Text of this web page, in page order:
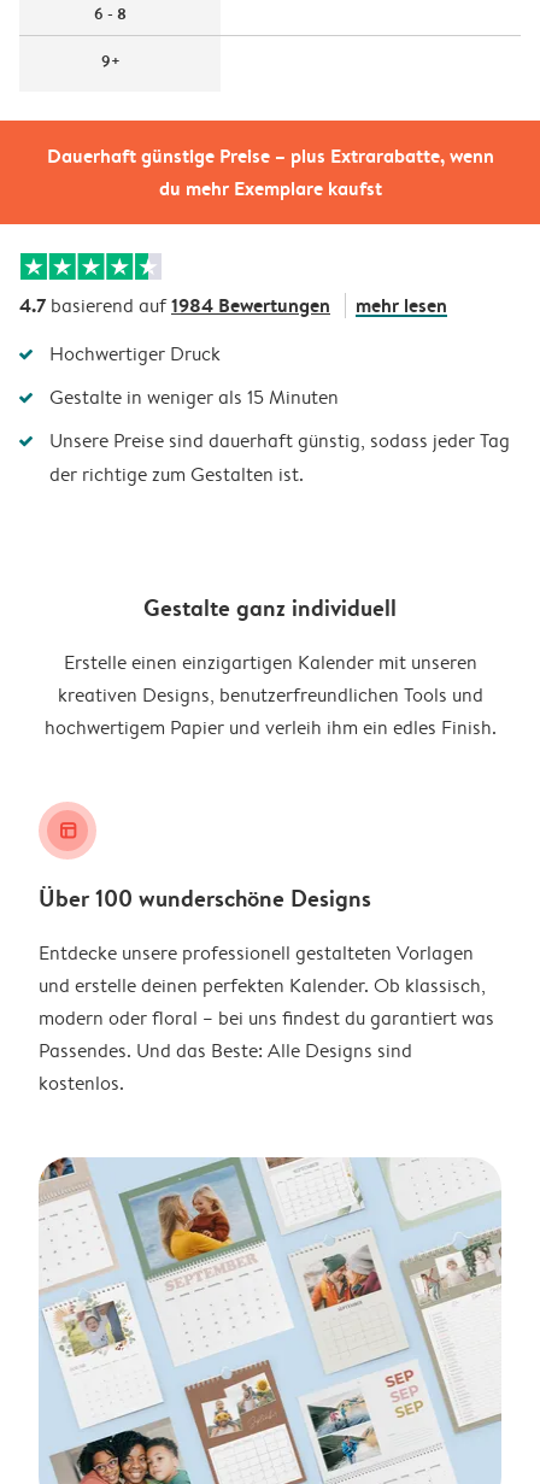
Dauerhaft günstige Preise – plus Extrarabatte, wenn
du mehr Exemplare kaufst
6 - 8
9+
4.7 basierend auf1984 Bewertungen mehr lesen
Hochwertiger Druck
Gestalte in weniger als 15 Minuten
Unsere Preise sind dauerhaft günstig, sodass jeder Tag
der richtige zum Gestalten ist.
Gestalte ganz individuell
Erstelle einen einzigartigen Kalender mit unseren
kreativen Designs, benutzerfreundlichen Tools und
hochwertigem Papier und verleih ihm ein edles Finish.
layout_alt
Über 100 wunderschöne Designs
Entdecke unsere professionell gestalteten Vorlagen
und erstelle deinen perfekten Kalender. Ob klassisch,
modern oder floral – bei uns findest du garantiert was
Passendes. Und das Beste: Alle Designs sind
kostenlos.